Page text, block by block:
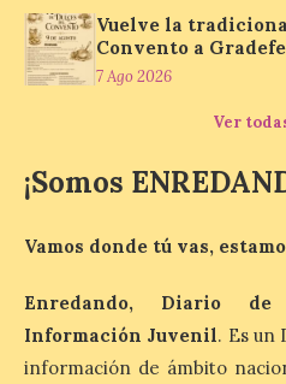
La información
del
2022 y la de su
décadas viene desarrollando
tiene un momento culminante
Villadangos recrea la
batalla en el que se
decidió el futuro del
de León
Vuelve la
Convento a
7 Ago 2026
Ver
¡Somos
Vamos donde tú vas,
Enredando, Diario
Información Juvenil. Es un
información de ámbito